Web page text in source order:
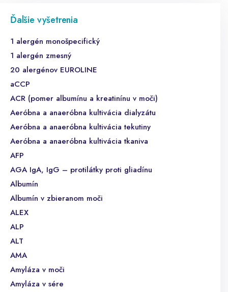
Ďalšie vyšetrenia
1 alergén monošpecifický
1 alergén zmesný
20 alergénov EUROLINE
aCCP
ACR (pomer albumínu a kreatinínu v moči)
Aeróbna a anaeróbna kultivácia dialyzátu
Aeróbna a anaeróbna kultivácia tekutiny
Aeróbna a anaeróbna kultivácia tkaniva
AFP
AGA IgA, IgG – protilátky proti gliadínu
Albumín
Albumín v zbieranom moči
ALEX
ALP
ALT
AMA
Amyláza v moči
Amyláza v sére